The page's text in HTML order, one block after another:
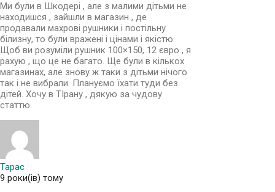
Ми були в Шкодері , але з малими дітьми не
находишся , зайшли в магазин , де
продавали махрові рушники і постільну
білизну, то були вражені і цінами і якістю.
Щоб ви розуміли рушник 100×150, 12 євро , я
рахую , що це не багато. Ще були в кількох
магазинах, але знову ж таки з дітьми нічого
так і не вибрали. Плануємо їхати туди без
дітей. Хочу в ТІрану , дякую за чудову
статтю.
Тарас
9 роки(ів) тому